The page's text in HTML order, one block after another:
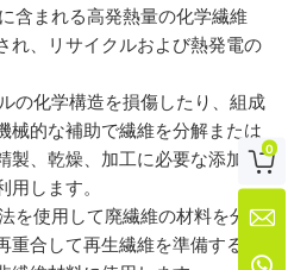
含まれる高発熱量の化学繊維
れ、リサイクルおよび熱発電の
の化学構造を損傷したり、組成
械的な補助で繊維を分解または
製、乾燥、加工に必要な添加剤
します。
を使用して廃繊維の材料を分解
重合して再生繊維を準備する

0

